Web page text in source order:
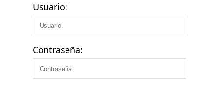
Usuario:
Contraseña: